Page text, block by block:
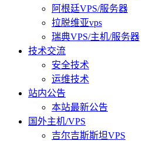
阿根廷VPS/服务器
拉脱维亚vps
瑞典VPS/主机/服务器
技术交流
安全技术
运维技术
站内公告
本站最新公告
国外主机/VPS
吉尔吉斯斯坦VPS